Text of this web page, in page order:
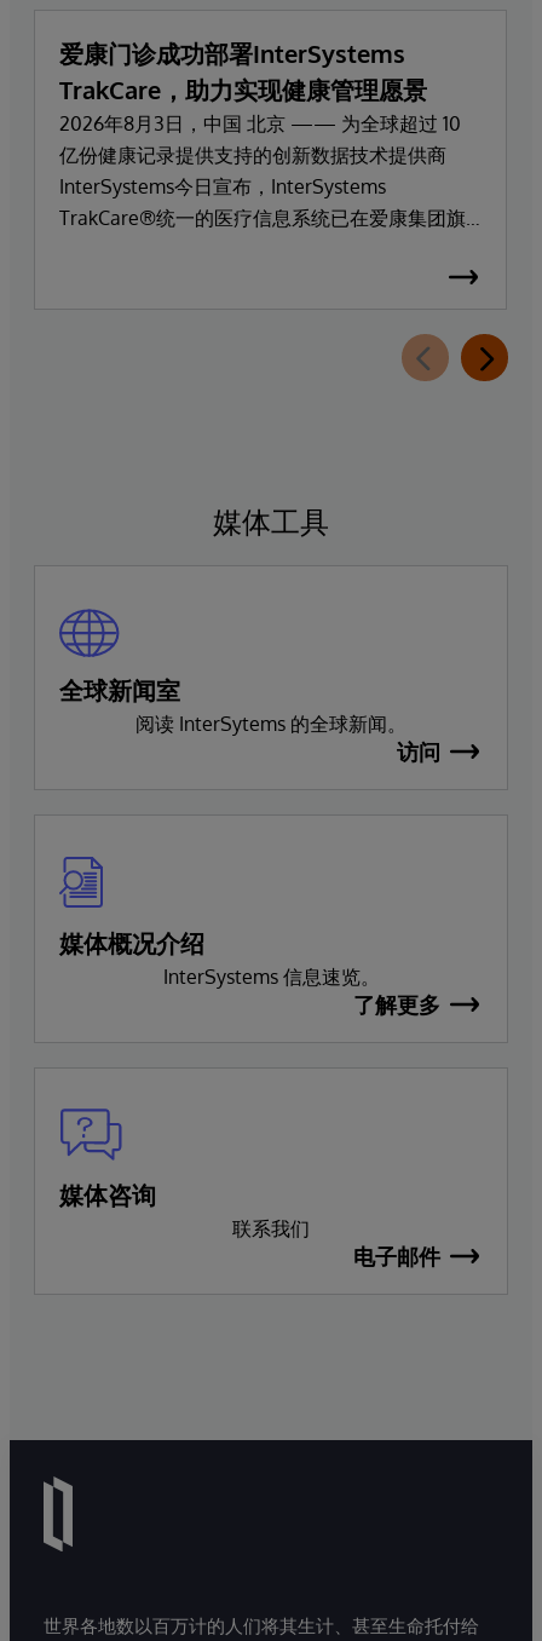
爱康门诊成功部署InterSystems
TrakCare，助力实现健康管理愿景
2026年8月3日，中国 北京 —— 为全球超过 10
亿份健康记录提供支持的创新数据技术提供商
InterSystems今日宣布，InterSystems
TrakCare®统一的医疗信息系统已在爱康集团旗
媒体工具
全球新闻室
阅读 InterSytems 的全球新闻。
访问
媒体概况介绍
InterSystems 信息速览。
了解更多
媒体咨询
联系我们
电子邮件
世界各地数以百万计的人们将其生计、甚至生命托付给